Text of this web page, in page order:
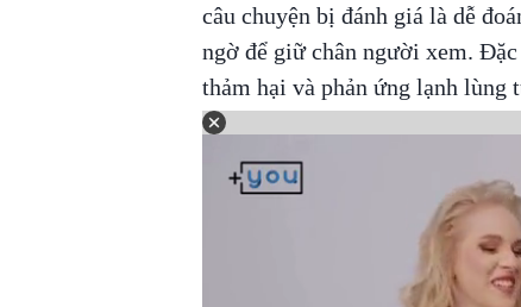
câu chuyện bị đánh giá là dễ
ngờ để giữ chân người xem.
thảm hại và phản ứng lạnh lùng